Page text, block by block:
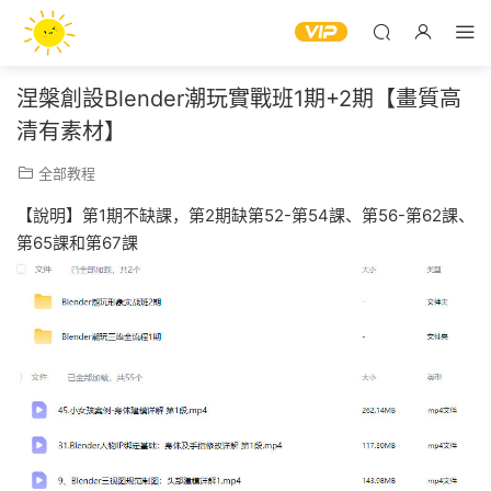
涅槃創設Blender潮玩實戰班1期+2期【畫質高
清有素材】
全部教程
【說明】第1期不缺課，第2期缺第52-第54課、第56-第62課、
第65課和第67課